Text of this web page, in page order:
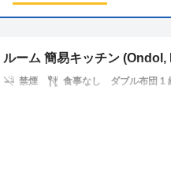
ルーム 簡易キッチン
禁煙 食事なし
ダブル布団 1